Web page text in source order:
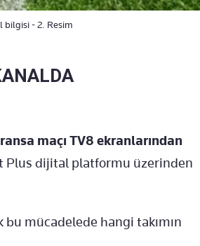
bilgisi - 2. Resim
maçı TV8 ekranlarından
Plus dijital platformu üzerinden
mücadelede hangi takımın